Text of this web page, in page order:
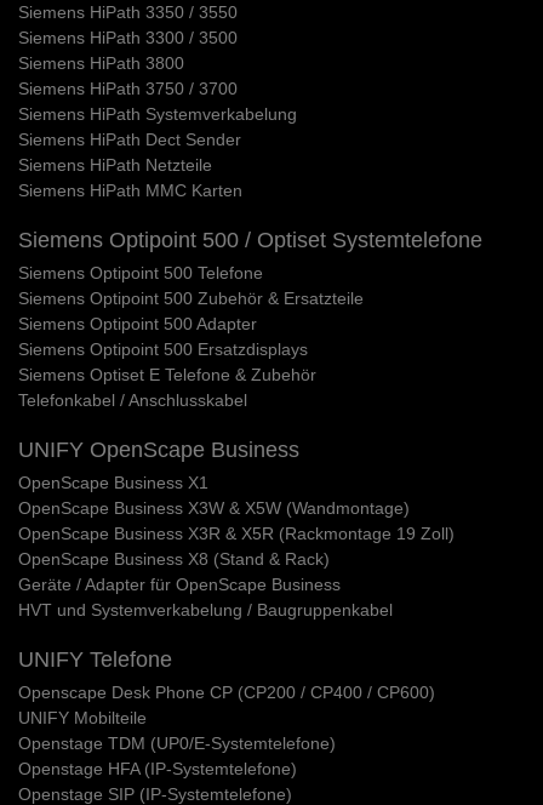
Siemens HiPath 3350 / 3550
Siemens HiPath 3300 / 3500
Siemens HiPath 3800
Siemens HiPath 3750 / 3700
Siemens HiPath Systemverkabelung
Siemens HiPath Dect Sender
Siemens HiPath Netzteile
Siemens HiPath MMC Karten
Siemens Optipoint 500 / Optiset Systemtelefone
Siemens Optipoint 500 Telefone
Siemens Optipoint 500 Zubehör & Ersatzteile
Siemens Optipoint 500 Adapter
Siemens Optipoint 500 Ersatzdisplays
Siemens Optiset E Telefone & Zubehör
Telefonkabel / Anschlusskabel
UNIFY OpenScape Business
OpenScape Business X1
OpenScape Business X3W & X5W (Wandmontage)
OpenScape Business X3R & X5R (Rackmontage 19 Zoll)
OpenScape Business X8 (Stand & Rack)
Geräte / Adapter für OpenScape Business
HVT und Systemverkabelung / Baugruppenkabel
UNIFY Telefone
Openscape Desk Phone CP (CP200 / CP400 / CP600)
UNIFY Mobilteile
Openstage TDM (UP0/E-Systemtelefone)
Openstage HFA (IP-Systemtelefone)
Openstage SIP (IP-Systemtelefone)